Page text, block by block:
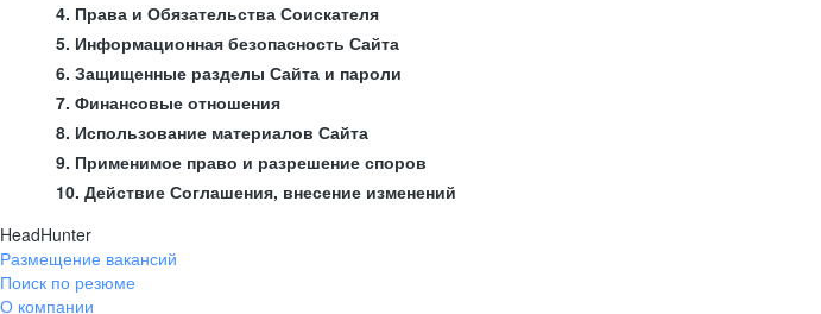
4. Права и Обязательства Соискателя
5. Информационная безопасность Сайта
6. Защищенные разделы Сайта и пароли
7. Финансовые отношения
8. Использование материалов Сайта
9. Применимое право и разрешение споров
10. Действие Соглашения, внесение изменений
HeadHunter
Размещение вакансий
Поиск по резюме
О компании